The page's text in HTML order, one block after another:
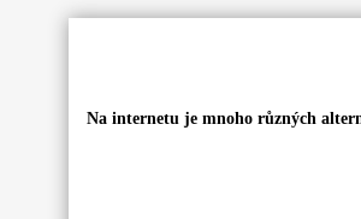
Na internetu je mnoho různých